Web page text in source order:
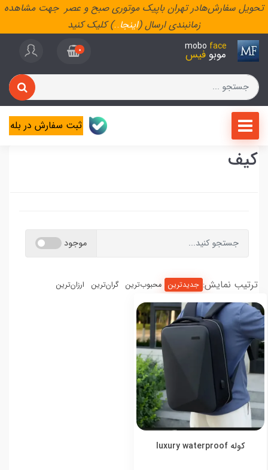
تحویل سفارش‌هادر تهران باپیک موتوری صبح و عصر جهت مشاهده
زمانبندی ارسال (اینجا..) کلیک کنید
mobo face
موبو فیس 0
ثبت سفارش در بله
کیف
موجود
ترتیب نمایش: جدیدترین محبوب‌ترین گران‌ترین ارزان‌ترین
کوله luxury waterproof